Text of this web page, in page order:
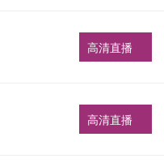
高清直播
高清直播